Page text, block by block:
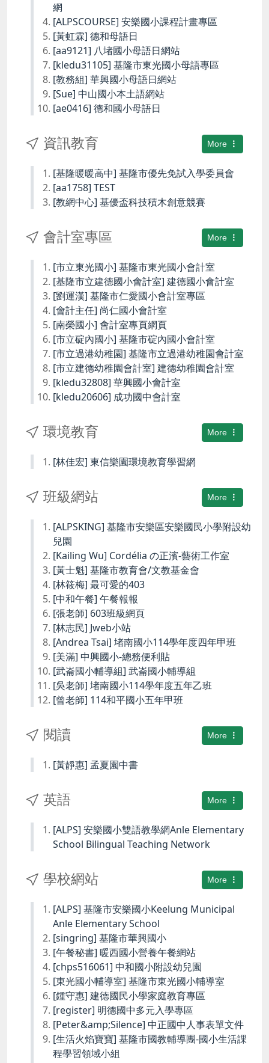
網
[ALPSCOURSE] 安樂國小課程計畫專區
[黃虹霖] 德和母語日
[aa9121] 八堵國小母語日網站
[kledu31105] 基隆市東光國小母語專區
[教務組] 華興國小母語日網站
[Sue] 中山國小本土語網站
[ae0416] 德和國小母語日
More
資訊教育
[基隆暖暖高中] 基隆市優先免試入學委員會
[aa1758] TEST
[教網中心] 基優盃科技積木創意競賽
More
會計室專區
[市立東光國小] 基隆市東光國小會計室
[基隆市立建德國小會計室] 建德國小會計室
[劉運漢] 基隆市仁愛國小會計室專區
[會計主任] 尚仁國小會計室
[南榮國小] 會計室專頁網頁
[市立碇內國小] 基隆市碇內國小會計室
[市立過港幼稚園] 基隆市立過港幼稚園會計室
[市立建德幼稚園會計室] 建德幼稚園會計室
[kledu32808] 華興國小會計室
[kledu20606] 成功國中會計室
More
環境教育
[林佳宏] 東信樂園環境教育學習網
More
班級網站
[ALPSKING] 基隆市安樂區安樂國民小學附設幼
兒園
[Kailing Wu] Cordélia の正濱-藝術工作室
[黃士魁] 基隆市教育會/文教基金會
[林筱梅] 最可愛的403
[中和午餐] 午餐報報
[張老師] 603班級網頁
[林志民] Jweb小站
[Andrea Tsai] 堵南國小114學年度四年甲班
[美滿] 中興國小-總務便利貼
[武崙國小輔導組] 武崙國小輔導組
[吳老師] 堵南國小114學年度五年乙班
[曾老師] 114和平國小五年甲班
More
閱讀
[黃靜惠] 孟夏園中書
More
英語
[ALPS] 安樂國小雙語教學網Anle Elementary
School Bilingual Teaching Network
More
學校網站
[ALPS] 基隆市安樂國小Keelung Municipal
Anle Elementary School
[singring] 基隆市華興國小
[午餐秘書] 暖西國小營養午餐網站
[chps516061] 中和國小附設幼兒園
[東光國小輔導室] 基隆市東光國小輔導室
[鍾守惠] 建德國民小學家庭教育專區
[register] 明德國中多元入學專區
[Peter&amp;Silence] 中正國中人事表單文件
[生活火焰寶寶] 基隆市國教輔導團-國小生活課
程學習領域小組